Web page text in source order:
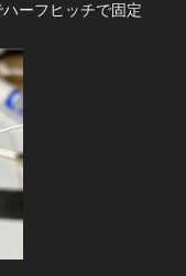
ーフヒッチで固定